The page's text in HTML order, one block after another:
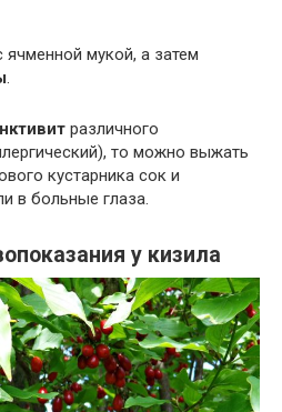
мукой, а затем
.
различного
то можно выжать
кустарника сок и
в больные глаза.
у кизила